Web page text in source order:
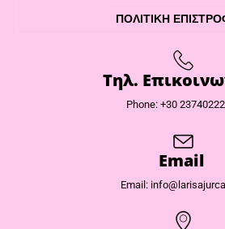
ΠΟΛΙΤΙΚΉ
Τηλ.
Phone: +30
Email
Email: